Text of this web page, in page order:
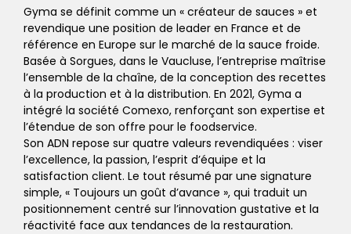
Gyma se définit comme un « créateur de sauces » et
revendique une position de leader en France et de
référence en Europe sur le marché de la sauce froide.
Basée à Sorgues, dans le Vaucluse, l’entreprise maîtrise
l’ensemble de la chaîne, de la conception des recettes
à la production et à la distribution. En 2021, Gyma a
intégré la société Comexo, renforçant son expertise et
l’étendue de son offre pour le foodservice.
Son ADN repose sur quatre valeurs revendiquées : viser
l’excellence, la passion, l’esprit d’équipe et la
satisfaction client. Le tout résumé par une signature
simple, « Toujours un goût d’avance », qui traduit un
positionnement centré sur l’innovation gustative et la
réactivité face aux tendances de la restauration.